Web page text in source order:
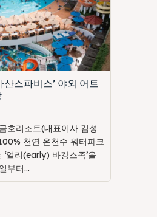
산스파비스’ 야외 어트
호리조트(대표이사 김성
천연 온천수 워터파크
‘얼리(early) 바캉스족’을
부터...